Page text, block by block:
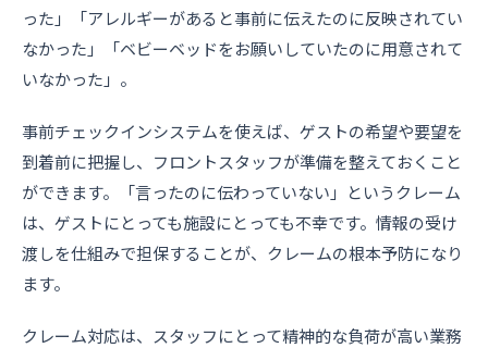
った」「アレルギーがあると事前に伝えたのに反映されてい
なかった」「ベビーベッドをお願いしていたのに用意されて
いなかった」。
事前チェックインシステムを使えば、ゲストの希望や要望を
到着前に把握し、フロントスタッフが準備を整えておくこと
ができます。「言ったのに伝わっていない」というクレーム
は、ゲストにとっても施設にとっても不幸です。情報の受け
渡しを仕組みで担保することが、クレームの根本予防になり
ます。
クレーム対応は、スタッフにとって精神的な負荷が高い業務